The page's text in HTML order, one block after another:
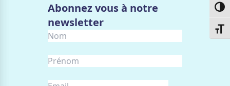
Abonnez vous à notre
newsletter